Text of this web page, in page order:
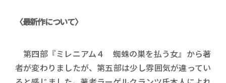
〈最新作について〉
第四部『ミレニアム４ 蜘蛛の巣を払う女』から著
者が変わりましたが、第五部は少し雰囲気が違ってい